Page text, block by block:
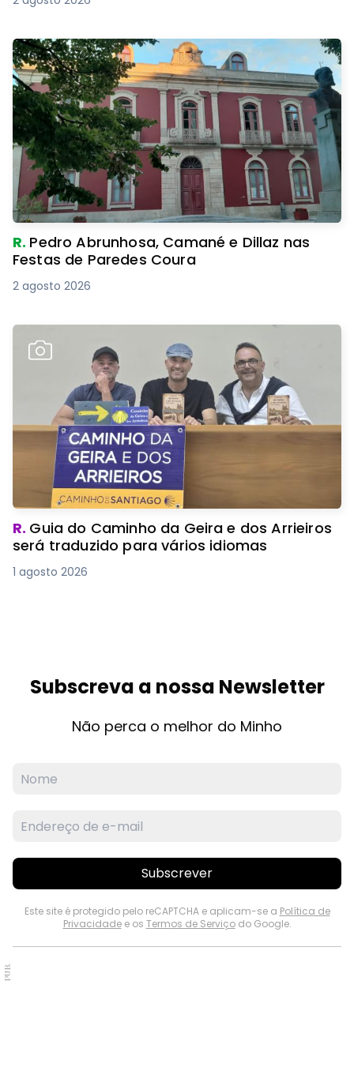
R. Pedro Abrunhosa, Camané e Dillaz nas
Festas de Paredes Coura
2 agosto 2026
R. Guia do Caminho da Geira e dos Arrieiros
será traduzido para vários idiomas
1 agosto 2026
Subscreva a nossa Newsletter
Não perca o melhor do Minho
Subscrever
Este site é protegido pelo reCAPTCHA e aplicam-se a Política de
Privacidadee os Termos de Serviçodo Google.
PUB.